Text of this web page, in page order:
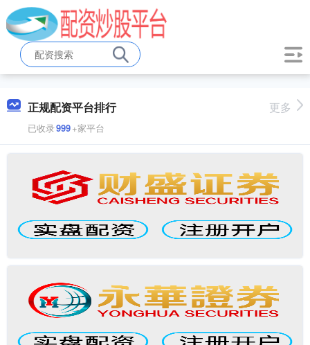
正规配资平台排行
已收录999+家平台
更多